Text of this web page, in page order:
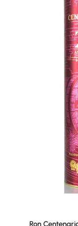
Durchschnittliche
Ron